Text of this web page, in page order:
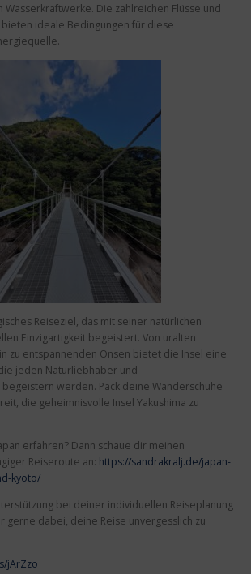
Die zahlreichen Flüsse und
ideale Bedingungen für diese
Reiseziel, das mit seiner natürlichen
Einzigartigkeit begeistert. Von uralten
zu entspannenden Onsen bietet die Insel eine
jeden Naturliebhaber und
werden. Pack deine Wanderschuhe
die geheimnisvolle Insel Yakushima zu
erfahren? Dann schaue dir meinen
Reiseroute an: https://sandrakralj.de/japan-
kyoto/
bei deiner individuellen Reiseplanung
gerne dabei, deine Reise unvergesslich zu
jArZzo